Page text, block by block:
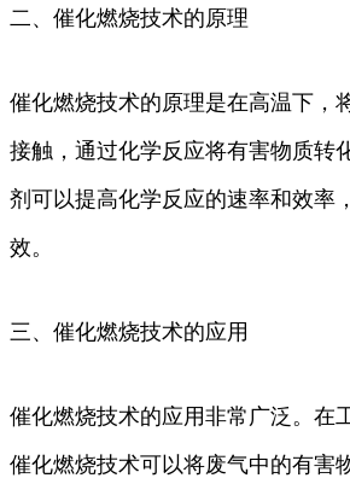
二、催化燃烧技术的原理
催化燃烧技术的原理是在高温下，
接触，通过化学反应将有害物质转
剂可以提高化学反应的速率和效率
效。
三、催化燃烧技术的应用
催化燃烧技术的应用非常广泛。在
催化燃烧技术可以将废气中的有害